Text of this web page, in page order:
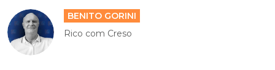
BENITO GORINI
Rico com Creso